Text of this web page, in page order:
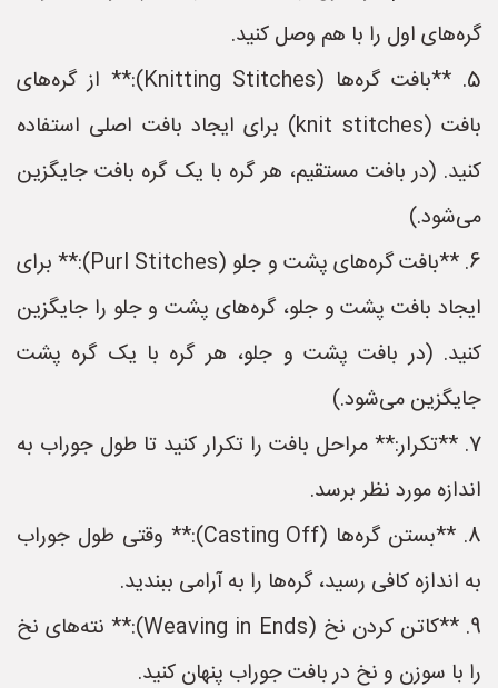
اول را با هم وصل کنید.
5. **بافت گره‌ها (Knitting Stitches):** از گره‌های
بافت (knit stitches) برای ایجاد بافت اصلی استفاده
(در بافت مستقیم، هر گره با یک گره بافت جایگزین
6. **بافت گره‌های پشت و جلو (Purl Stitches):** برای
بافت پشت و جلو، گره‌های پشت و جلو را جایگزین
(در بافت پشت و جلو، هر گره با یک گره پشت
می‌شود.)
7. **تکرار:** مراحل بافت را تکرار کنید تا طول جوراب به
مورد نظر برسد.
8. **بستن گره‌ها (Casting Off):** وقتی طول جوراب
اندازه کافی رسید، گره‌ها را به آرامی ببندید.
9. **کاتن کردن نخ (Weaving in Ends):** نته‌های نخ
با سوزن و نخ در بافت جوراب پنهان کنید.